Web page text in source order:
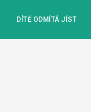
DÍTĚ ODMÍTÁ JÍST